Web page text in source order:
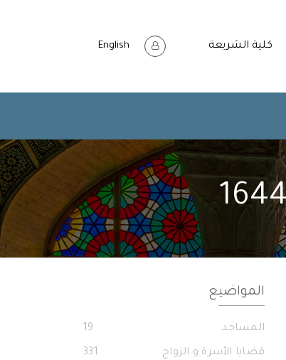
كلية الشريعة English
المواضيع
المساجد 19
قضايا الأسرة و الزواج 331